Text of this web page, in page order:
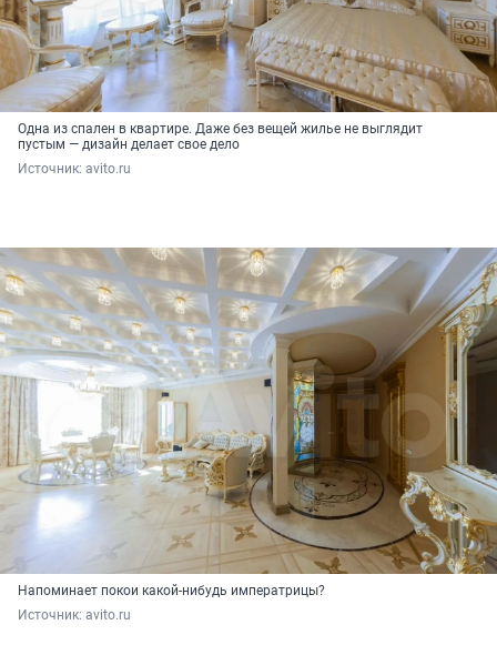
Одна из спален в квартире. Даже без вещей жилье не выглядит
пустым — дизайн делает свое дело
Источник: avito.ru
Напоминает покои какой-нибудь императрицы?
Источник: avito.ru